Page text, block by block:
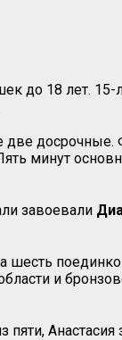
до 18 лет. 15-
две
минут
завоевали
шесть
и
пяти,